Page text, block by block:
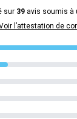
sur 39 avis soumis à
l’attestation de